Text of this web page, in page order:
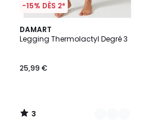
-15% DÈS 2*
DAMART
Legging Thermolactyl Degré 3
25,99 €
3
/
2
Couleurs
3
/